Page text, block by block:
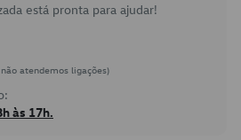
está pronta para ajudar!
atendemos ligações)
às 17h.